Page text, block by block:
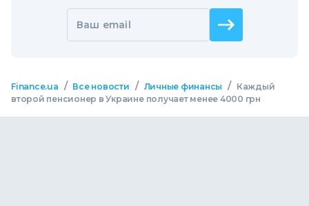
Ваш email
Finance.ua / Все новости / Личные финансы /
Каждый
второй пенсионер в Украине получает менее 4000 грн